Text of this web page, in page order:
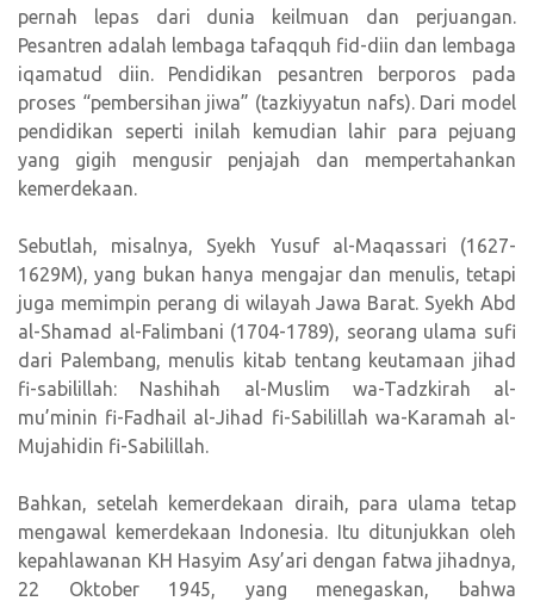
pernah lepas dari dunia keilmuan dan perjuangan.
Pesantren adalah lembaga tafaqquh fid-diin dan lembaga
iqamatud diin. Pendidikan pesantren berporos pada
proses “pembersihan jiwa” (tazkiyyatun nafs). Dari model
pendidikan seperti inilah kemudian lahir para pejuang
yang gigih mengusir penjajah dan mempertahankan
kemerdekaan.
Sebutlah, misalnya, Syekh Yusuf al-Maqassari (1627-
1629M), yang bukan hanya mengajar dan menulis, tetapi
juga memimpin perang di wilayah Jawa Barat. Syekh Abd
al-Shamad al-Falimbani (1704-1789), seorang ulama sufi
dari Palembang, menulis kitab tentang keutamaan jihad
fi-sabilillah: Nashihah al-Muslim wa-Tadzkirah al-
mu’minin fi-Fadhail al-Jihad fi-Sabilillah wa-Karamah al-
Mujahidin fi-Sabilillah.
Bahkan, setelah kemerdekaan diraih, para ulama tetap
mengawal kemerdekaan Indonesia. Itu ditunjukkan oleh
kepahlawanan KH Hasyim Asy’ari dengan fatwa jihadnya,
22 Oktober 1945, yang menegaskan, bahwa